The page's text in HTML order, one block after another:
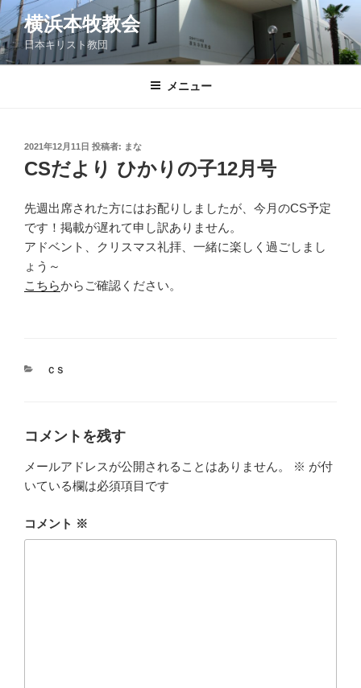
コ
ン
テ
ン
横浜本牧教会
日本キリスト教団
メニュー
投
稿
日:
2021年12月11日 投稿者: まな
CSだより ひかりの子12月号
先週出席された方にはお配りしましたが、今月のCS予定
です！掲載が遅れて申し訳ありません。
アドベント、クリスマス礼拝、一緒に楽しく過ごしまし
ょう～
こちらからご確認ください。
カ
ＣＳ
コメントを残す
メールアドレスが公開されることはありません。 ※ が付
いている欄は必須項目です
コメント ※